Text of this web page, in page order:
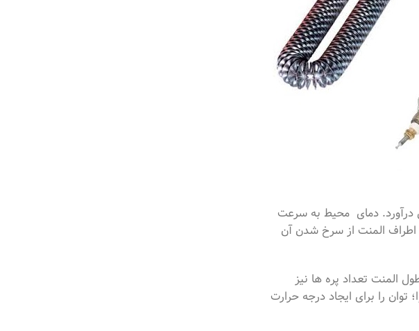
درآورد. دمای محیط به سرعت
اطراف المنت از سرخ شدن آن
المنت تعداد پره ها نیز
را برای ایجاد درجه حرارت